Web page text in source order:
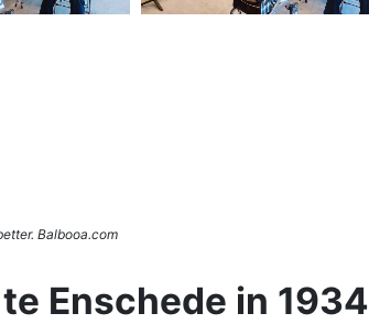
Balbooa.com
Enschede in 1934